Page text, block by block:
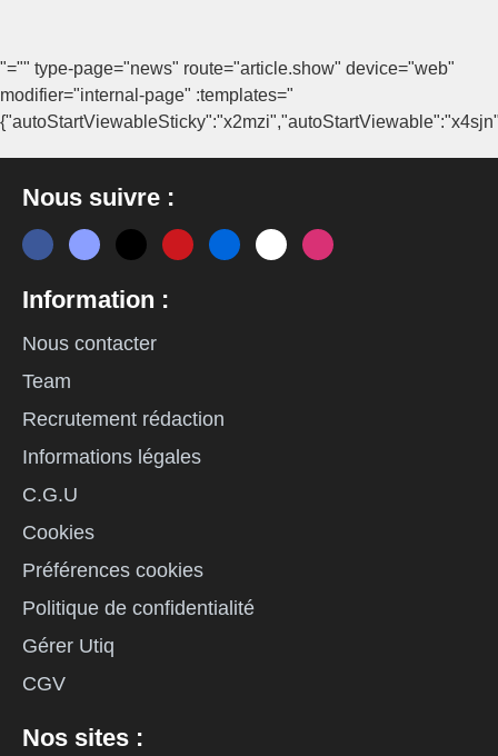
"="" type-page="news" route="article.show" device="web"
modifier="internal-page" :templates="
Nous suivre :
Information :
Nous contacter
Team
Recrutement rédaction
Informations légales
C.G.U
Cookies
Préférences cookies
Politique de confidentialité
Gérer Utiq
CGV
Nos sites :